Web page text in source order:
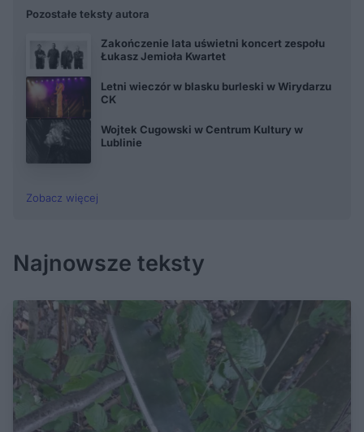
Pozostałe teksty autora
Zakończenie lata uświetni koncert zespołu
Łukasz Jemioła Kwartet
Letni wieczór w blasku burleski w Wirydarzu
CK
Wojtek Cugowski w Centrum Kultury w
Lublinie
Zobacz więcej
Najnowsze teksty